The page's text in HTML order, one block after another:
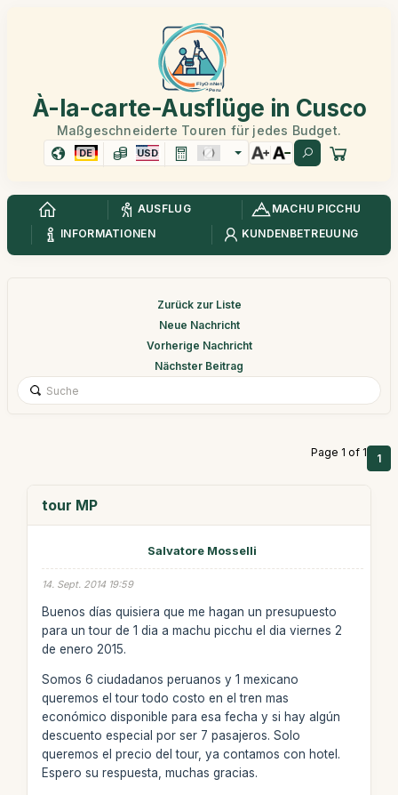
À-la-carte-Ausflüge in Cusco
Maßgeschneiderte Touren für jedes Budget.
DE USD
AUSFLUG
MACHU PICCHU
INFORMATIONEN
KUNDENBETREUUNG
Zurück zur Liste
Neue Nachricht
Vorherige Nachricht
Nächster Beitrag
Page 1 of 1 1
tour MP
Salvatore Mosselli
14. Sept. 2014 19:59
Buenos días quisiera que me hagan un presupuesto
para un tour de 1 dia a machu picchu el dia viernes 2
de enero 2015.
Somos 6 ciudadanos peruanos y 1 mexicano
queremos el tour todo costo en el tren mas
económico disponible para esa fecha y si hay algún
descuento especial por ser 7 pasajeros. Solo
queremos el precio del tour, ya contamos con hotel.
Espero su respuesta, muchas gracias.